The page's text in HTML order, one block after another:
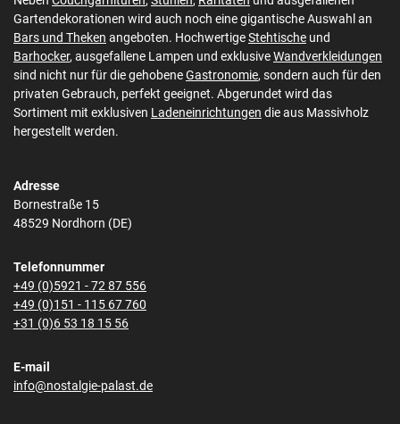
Gartendekorationen wird auch noch eine gigantische Auswahl an
Bars und Theken angeboten. HochwertigeStehtische und
Barhocker, ausgefallene Lampen und exklusiveWandverkleidungen
sind nicht nur für die gehobeneGastronomie, sondern auch für den
privaten Gebrauch, perfekt geeignet. Abgerundet wird das
Sortiment mit exklusiven Ladeneinrichtungen die aus Massivholz
hergestellt werden.
Adresse
Bornestraße 15
48529 Nordhorn (DE)
Telefonnummer
+49 (0)5921 - 72 87 556
+49 (0)151 - 115 67 760
+31 (0)6 53 18 15 56
E-mail
info@nostalgie-palast.de